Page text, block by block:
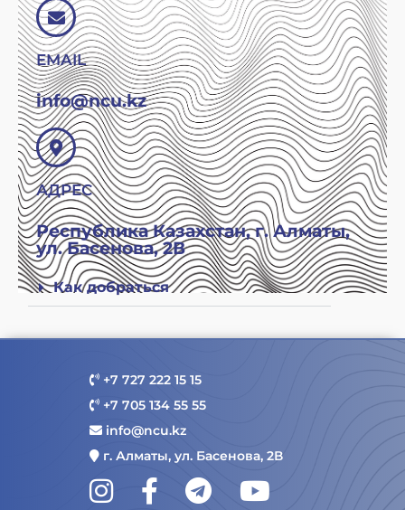
EMAIL
info@ncu.kz
АДРЕС
Республика Казахстан, г. Алматы,
ул. Басенова, 2В
Как добраться
+7 727 222 15 15
+7 705 134 55 55
info@ncu.kz
г. Алматы, ул. Басенова, 2В